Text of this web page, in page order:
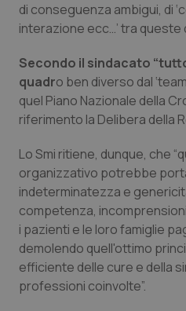
Psoriasi & pelle
Quotidiano
Quotidiano Chirurgia
Quotidiano Oncologia
Quotidiano Pediatria
Rene & patologie
Salute orale &
di conseguenza ambigui, di
interazione ecc…’ tra queste
Secondo il sindacato
quadro ben diverso dal
quel Piano Nazionale della
riferimento la Delibera della
Lo Smi ritiene, dunque, che
organizzativo potrebbe
indeterminatezza e
competenza,
i pazienti e le loro famiglie
demolendo quell'ottimo
efficiente delle cure e della
professioni coinvolte”.